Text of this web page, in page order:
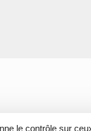
le contrôle sur